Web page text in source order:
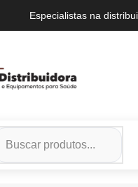
Especialistas na